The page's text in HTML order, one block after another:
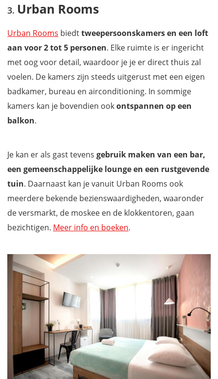
Urban Rooms
Urban Rooms biedttweepersoonskamers en een loft
aan voor 2 tot 5 personen. Elke ruimte is er ingericht
met oog voor detail, waardoor je je er direct thuis zal
voelen. De kamers zijn steeds uitgerust met een eigen
badkamer, bureau en airconditioning. In sommige
kamers kan je bovendien ookontspannen op een
balkon.
Je kan er als gast tevens gebruik maken van een bar,
een gemeenschappelijke lounge en een rustgevende
tuin. Daarnaast kan je vanuit Urban Rooms ook
meerdere bekende bezienswaardigheden, waaronder
de versmarkt, de moskee en de klokkentoren, gaan
bezichtigen. Meer info en boeken.